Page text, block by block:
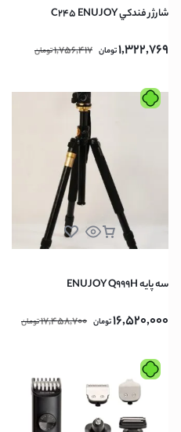
شارژر فندكي C245 ENUJOY
1,322,769تومان 1,756,417تومان
سه پايه ENUJOY Q999H
16,520,000تومان 17,458,700تومان